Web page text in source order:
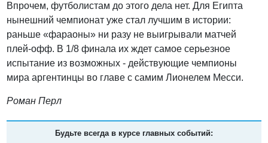
Впрочем, футболистам до этого дела нет. Для Египта
нынешний чемпионат уже стал лучшим в истории:
раньше «фараоны» ни разу не выигрывали матчей
плей-офф. В 1/8 финала их ждет самое серьезное
испытание из возможных - действующие чемпионы
мира аргентинцы во главе с самим Лионелем Месси.
Роман Перл
Будьте всегда в курсе главных событий: